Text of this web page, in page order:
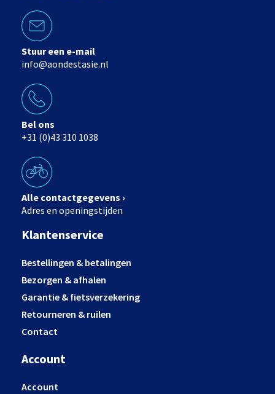
Stuur een e-mail
info@aondestasie.nl
Bel ons
+31 (0)43 310 1038
Alle contactgegevens ›
Adres en openingstijden
Klantenservice
Bestellingen & betalingen
Bezorgen & afhalen
Garantie & fietsverzekering
Retourneren & ruilen
Contact
Account
Account